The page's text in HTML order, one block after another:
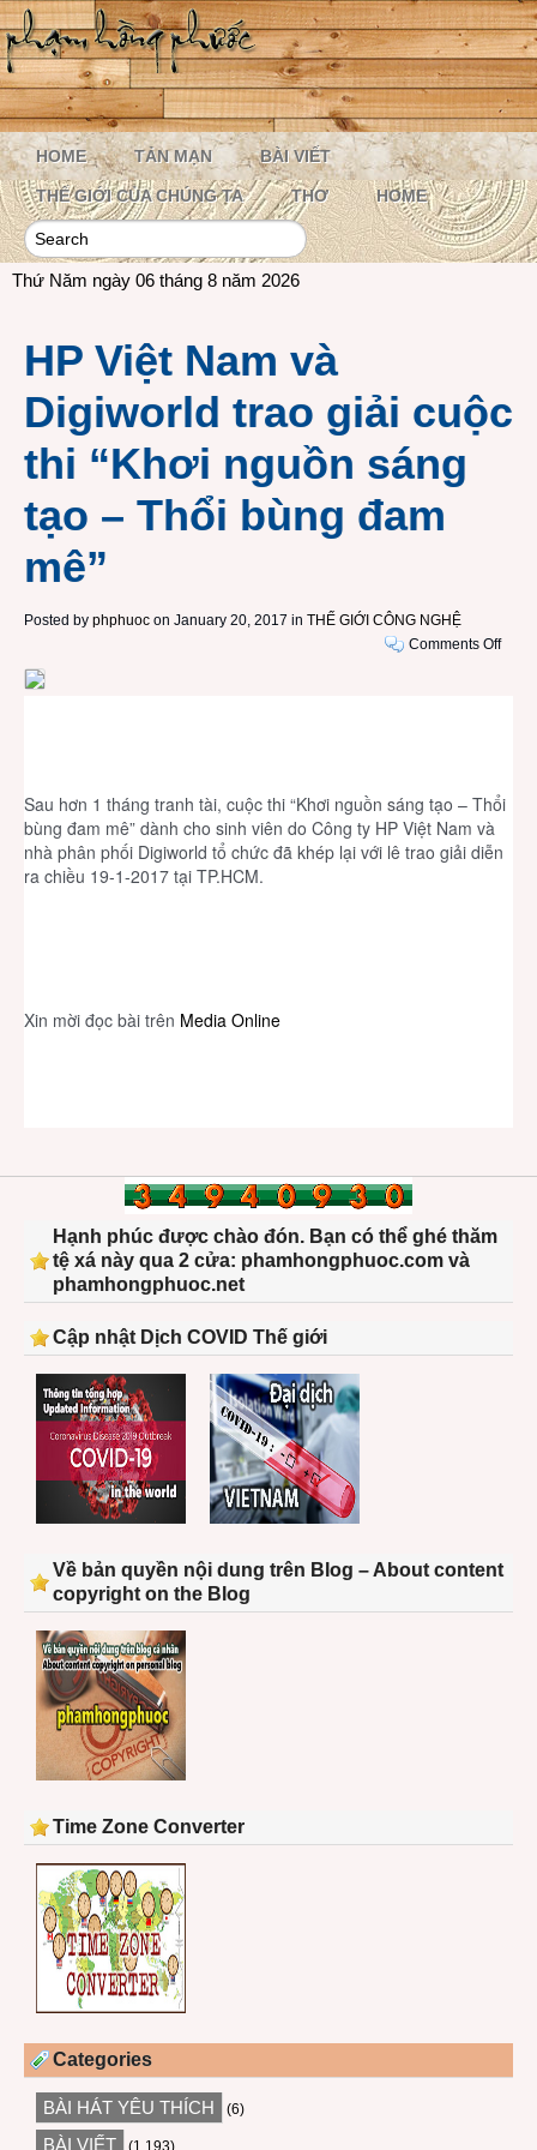
HOME TẢN MẠN BÀI VIẾT
THẾ GIỚI CỦA CHÚNG TA THƠ HOME
Thứ Năm ngày 06 tháng 8 năm 2026
HP Việt Nam và
Digiworld trao giải cuộc
thi “Khơi nguồn sáng
tạo – Thổi bùng đam
mê”
Posted by phphuoc on January 20, 2017 in THẾ GIỚI CÔNG NGHỆ
Comments Offon
giải
thi
Sau hơn 1 tháng tranh tài, cuộc thi “Khơi nguồn sáng tạo – Thổi
bùng đam mê” dành cho sinh viên do Công ty HP Việt Nam và
nhà phân phối Digiworld tổ chức đã khép lại với lê trao giải diễn
ra chiều 19-1-2017 tại TP.HCM.
Xin mời đọc bài trên Media Online
Hạnh phúc được chào đón. Bạn có thể ghé thăm
tệ xá này qua 2 cửa: phamhongphuoc.com và
phamhongphuoc.net
Cập nhật Dịch COVID Thế giới
Về bản quyền nội dung trên Blog – About content
copyright on the Blog
Time Zone Converter
Categories
BÀI HÁT YÊU THÍCH (6)
BÀI VIẾT (1,193)